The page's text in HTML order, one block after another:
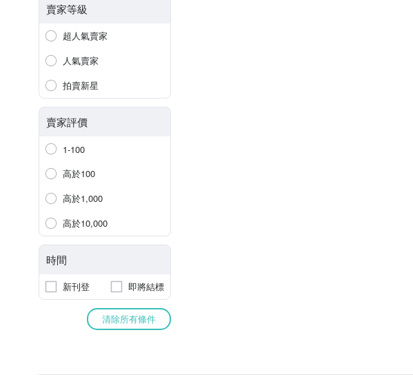
賣家等級
超人氣賣家
人氣賣家
拍賣新星
賣家評價
1-100
高於100
高於1,000
高於10,000
時間
新刊登 即將結標
清除所有條件